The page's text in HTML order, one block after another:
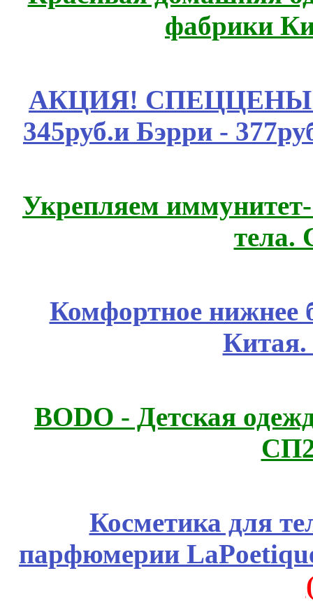
фабрики
АКЦИЯ! СПЕЦЦЕНЫ
345руб.и Бэрри -
Укрепляем
тела.
Комфортное нижнее
BODO - Детская
Косметика для
парфюмерии